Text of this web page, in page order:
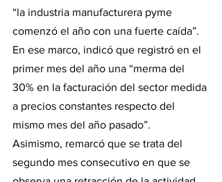
“la industria manufacturera pyme
comenzó el año con una fuerte caída”.
En ese marco, indicó que registró en el
primer mes del año una “merma del
30% en la facturación del sector medida
a precios constantes respecto del
mismo mes del año pasado”.
Asimismo, remarcó que se trata del
segundo mes consecutivo en que se